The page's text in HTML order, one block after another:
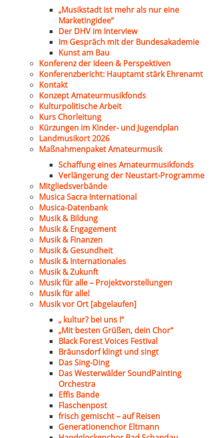
„Musikstadt ist mehr als nur eine
Marketingidee“
Der DHV im Interview
Im Gespräch mit der Bundesakademie
Kunst am Bau
Konferenz der Ideen & Perspektiven
Konferenzbericht: Hauptamt stärk Ehrenamt
Kontakt
Konzept Amateurmusikfonds
Kulturpolitische Arbeit
Kurs Chorleitung
Kürzungen im Kinder- und Jugendplan
Landmusikort 2026
Maßnahmenpaket Amateurmusik
Schaffung eines Amateurmusikfonds
Verlängerung der Neustart-Programme
Mitgliedsverbände
Musica Sacra International
Musica-Datenbank
Musik & Bildung
Musik & Engagement
Musik & Finanzen
Musik & Gesundheit
Musik & Internationales
Musik & Zukunft
Musik für alle – Projektvorstellungen
Musik für alle!
Musik vor Ort [abgelaufen]
„ kultur? bei uns !“
„Mit besten Grüßen, dein Chor“
Black Forest Voices Festival
Bräunsdorf klingt und singt
Das Sing-Ding
Das Westerwälder SoundPainting
Orchestra
Effis Bande
Flaschenpost
frisch gemischt – auf Reisen
Generationenchor Eltmann